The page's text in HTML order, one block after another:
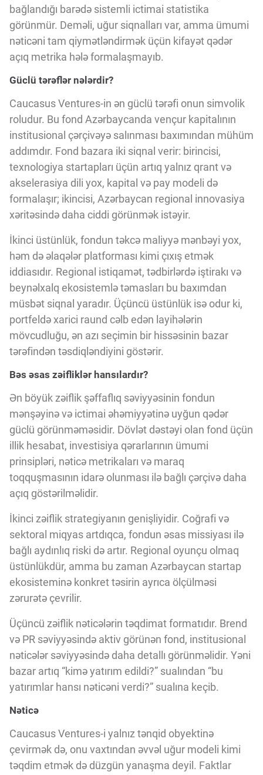
bağlandığı barədə sistemli ictimai statistika
görünmür. Deməli, uğur siqnalları var, amma ümumi
nəticəni tam qiymətləndirmək üçün kifayət qədər
açıq metrika hələ formalaşmayıb.
Güclü tərəflər nələrdir?
Caucasus Ventures-in ən güclü tərəfi onun simvolik
roludur. Bu fond Azərbaycanda vençur kapitalının
institusional çərçivəyə salınması baxımından mühüm
addımdır. Fond bazara iki siqnal verir: birincisi,
texnologiya startapları üçün artıq yalnız qrant və
akselerasiya dili yox, kapital və pay modeli də
formalaşır; ikincisi, Azərbaycan regional innovasiya
xəritəsində daha ciddi görünmək istəyir.
İkinci üstünlük, fondun təkcə maliyyə mənbəyi yox,
həm də əlaqələr platforması kimi çıxış etmək
iddiasıdır. Regional istiqamət, tədbirlərdə iştirakı və
beynəlxalq ekosistemlə təmasları bu baxımdan
müsbət siqnal yaradır. Üçüncü üstünlük isə odur ki,
portfeldə xarici raund cəlb edən layihələrin
mövcudluğu, ən azı seçimin bir hissəsinin bazar
tərəfindən təsdiqləndiyini göstərir.
Bəs əsas zəifliklər hansılardır?
Ən böyük zəiflik şəffaflıq səviyyəsinin fondun
mənşəyinə və ictimai əhəmiyyətinə uyğun qədər
güclü görünməməsidir. Dövlət dəstəyi olan fond üçün
illik hesabat, investisiya qərarlarının ümumi
prinsipləri, nəticə metrikaları və maraq
toqquşmasının idarə olunması ilə bağlı çərçivə daha
açıq göstərilməlidir.
İkinci zəiflik strategiyanın genişliyidir. Coğrafi və
sektoral miqyas artdıqca, fondun əsas missiyası ilə
bağlı aydınlıq riski də artır. Regional oyunçu olmaq
üstünlükdür, amma bu zaman Azərbaycan startap
ekosisteminə konkret təsirin ayrıca ölçülməsi
zərurətə çevrilir.
Üçüncü zəiflik nəticələrin təqdimat formatıdır. Brend
və PR səviyyəsində aktiv görünən fond, institusional
nəticələr səviyyəsində daha detallı görünməlidir. Yəni
bazar artıq “kimə yatırım edildi?” sualından “bu
yatırımlar hansı nəticəni verdi?” sualına keçib.
Nəticə
Caucasus Ventures-i yalnız tənqid obyektinə
çevirmək də, onu vaxtından əvvəl uğur modeli kimi
təqdim etmək də düzgün yanaşma deyil. Faktlar